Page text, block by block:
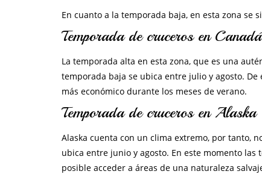
En cuanto a la temporada baja, en esta zona se
Temporada de cruceros en
La temporada alta en esta zona, que es una
temporada baja se ubica entre julio y agosto.
más económico durante los meses de verano.
Temporada de cruceros en Alaska
Alaska cuenta con un clima extremo, por tanto,
ubica entre junio y agosto. En este momento
posible acceder a áreas de una naturaleza